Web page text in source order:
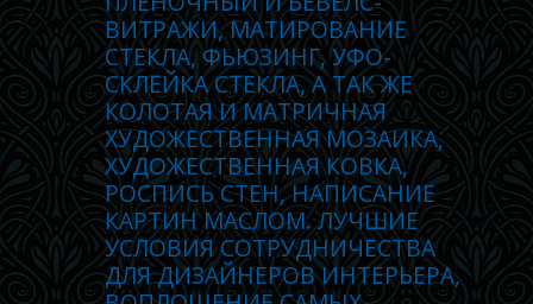
ВИТРАЖИ, МАТИРОВАНИЕ
СТЕКЛА, ФЬЮЗИНГ, УФО-
СКЛЕЙКА СТЕКЛА, А ТАК ЖЕ
КОЛОТАЯ И МАТРИЧНАЯ
ХУДОЖЕСТВЕННАЯ МОЗАИКА,
ХУДОЖЕСТВЕННАЯ КОВКА,
РОСПИСЬ СТЕН, НАПИСАНИЕ
КАРТИН МАСЛОМ. ЛУЧШИЕ
УСЛОВИЯ СОТРУДНИЧЕСТВА
ДЛЯ ДИЗАЙНЕРОВ ИНТЕРЬЕРА,